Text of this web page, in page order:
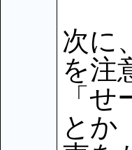
次に
を注
「
とか